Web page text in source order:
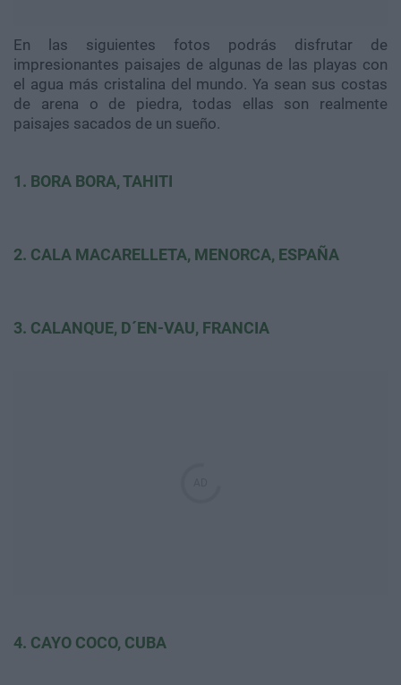
En las siguientes fotos podrás disfrutar de
impresionantes paisajes de algunas de las playas con
el agua más cristalina del mundo. Ya sean sus costas
de arena o de piedra, todas ellas son realmente
paisajes sacados de un sueño.
1. BORA BORA, TAHITI
2. CALA MACARELLETA, MENORCA, ESPAÑA
3. CALANQUE, D´EN-VAU, FRANCIA
4. CAYO COCO, CUBA